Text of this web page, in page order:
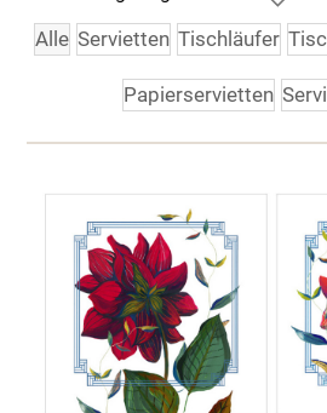
Alle Servietten Tischläufer
Papierservietten